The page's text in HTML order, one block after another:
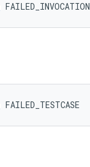
FAILED_INVOCATION
FAILED_TESTCASE